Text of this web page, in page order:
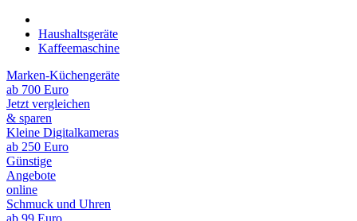
Haushaltsgeräte
Kaffeemaschine
Marken-Küchengeräte
ab 700 Euro
Jetzt vergleichen
& sparen
Kleine Digitalkameras
ab 250 Euro
Günstige
Angebote
online
Schmuck und Uhren
ab 99 Euro